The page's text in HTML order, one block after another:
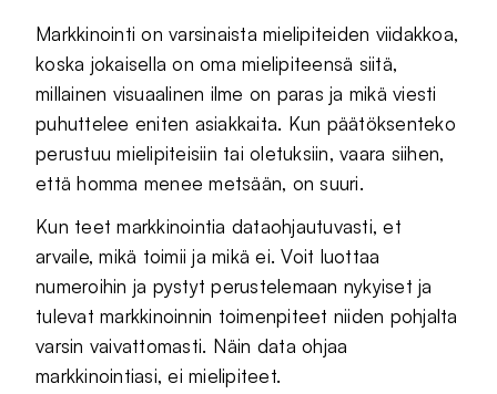
Markkinointi on varsinaista mielipiteiden viidakkoa,
koska jokaisella on oma mielipiteensä siitä,
millainen visuaalinen ilme on paras ja mikä viesti
puhuttelee eniten asiakkaita. Kun päätöksenteko
perustuu mielipiteisiin tai oletuksiin, vaara siihen,
että homma menee metsään, on suuri.
Kun teet markkinointia dataohjautuvasti, et
arvaile, mikä toimii ja mikä ei. Voit luottaa
numeroihin ja pystyt perustelemaan nykyiset ja
tulevat markkinoinnin toimenpiteet niiden pohjalta
varsin vaivattomasti. Näin data ohjaa
markkinointiasi, ei mielipiteet.